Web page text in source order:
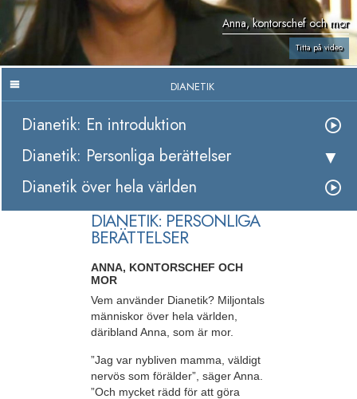
Anna, kontorschef och mor
Titta på video
DIANETIK
Dianetik: En introduktion
Dianetik: Personliga berättelser
Dianetik över hela världen
DIANETIK: PERSONLIGA
BERÄTTELSER
ANNA, KONTORSCHEF OCH
MOR
Vem använder Dianetik? Miljontals
människor över hela världen,
däribland Anna, som är mor.
”Jag var nybliven mamma, väldigt
nervös som förälder”, säger Anna.
”Och mycket rädd för att göra